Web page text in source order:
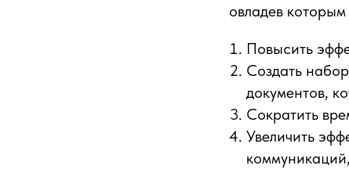
овладев которым
Повысить
Создать
документов,
Сократить
Увеличить
коммуникаций,